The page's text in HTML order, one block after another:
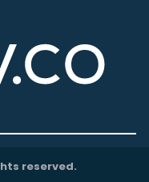
reserved.